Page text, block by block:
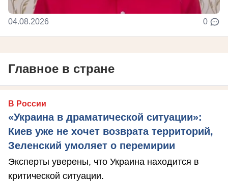
04.08.2026 0
Главное в стране
В России
«Украина в драматической ситуации»:
Киев уже не хочет возврата территорий,
Зеленский умоляет о перемирии
Эксперты уверены, что Украина находится в
критической ситуации.